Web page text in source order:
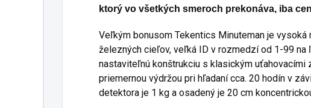
ktorý vo všetkých smeroch prekonáva, iba
Veľkým bonusom Tekentics Minuteman je
železných cieľov, veľká ID v rozmedzí od 1-99 na
nastaviteľnú konštrukciu s klasickým uťahovacími
priemernou výdržou pri hľadaní cca. 20 hodín v
detektora je 1 kg a osadený je 20 cm